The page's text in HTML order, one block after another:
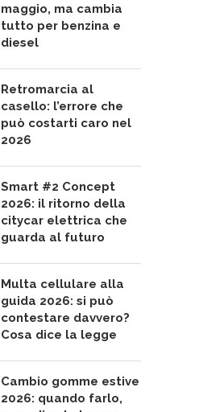
maggio, ma cambia
tutto per benzina e
diesel
Retromarcia al
casello: l’errore che
può costarti caro nel
2026
Smart #2 Concept
2026: il ritorno della
citycar elettrica che
guarda al futuro
Multa cellulare alla
guida 2026: si può
contestare davvero?
Cosa dice la legge
Cambio gomme estive
2026: quando farlo,